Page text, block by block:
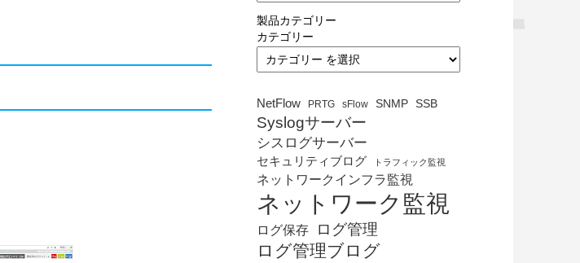
製品カテゴリー
カテゴリー
NetFlow PRTG sFlow SNMP SSB
Syslogサーバー
シスログサーバー
セキュリティブログ トラフィック監視
ネットワークインフラ監視
ネットワーク監視
ログ保存 ログ管理
ログ管理ブログ